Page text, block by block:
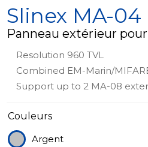
Slinex MA-04
Panneau extérieur
Resolution 960 TVL
Combined EM-Marin/
Support up to 2 MA-08
Couleurs
Argent